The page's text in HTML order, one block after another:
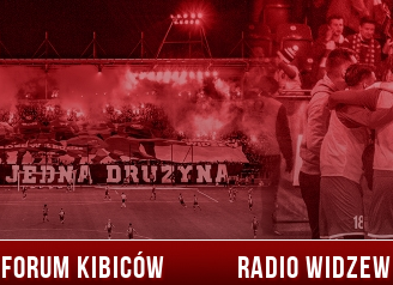
FORUM KIBICÓW RADIO WIDZEW